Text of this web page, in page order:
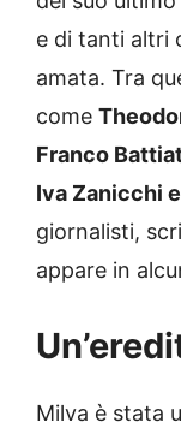
e di tanti altri
amata. Tra
come
Franco
Iva Zanicchi
giornalisti,
appare in
Milva è stata